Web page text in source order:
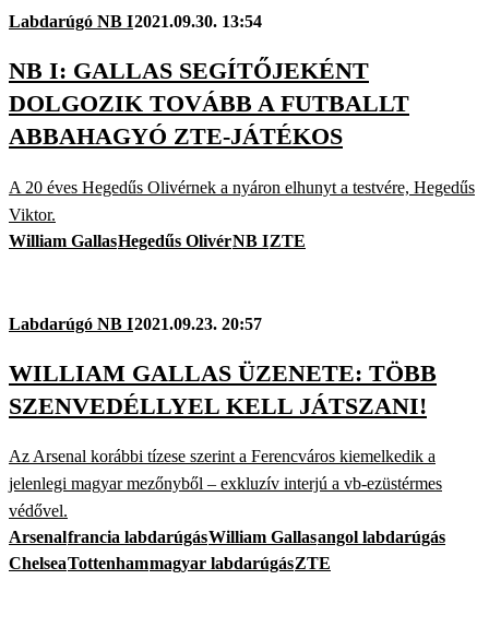
Labdarúgó NB I2021.09.30. 13:54
NB I: GALLAS SEGÍTŐJEKÉNT
DOLGOZIK TOVÁBB A FUTBALLT
ABBAHAGYÓ ZTE-JÁTÉKOS
A 20 éves Hegedűs Olivérnek a nyáron elhunyt a testvére, Hegedűs
Viktor.
William GallasHegedűs OlivérNB IZTE
Labdarúgó NB I2021.09.23. 20:57
WILLIAM GALLAS ÜZENETE: TÖBB
SZENVEDÉLLYEL KELL JÁTSZANI!
Az Arsenal korábbi tízese szerint a Ferencváros kiemelkedik a
jelenlegi magyar mezőnyből – exkluzív interjú a vb-ezüstérmes
védővel.
Arsenalfrancia labdarúgásWilliam Gallasangol labdarúgás
ChelseaTottenhammagyar labdarúgásZTE